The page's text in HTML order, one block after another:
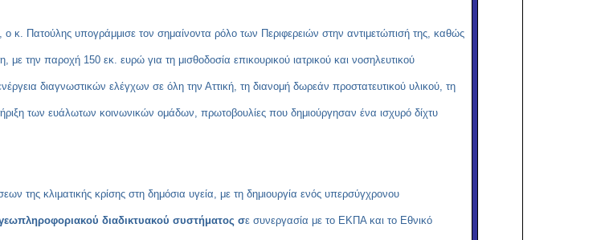
Πατούλης υπογράμμισε τον σημαίνοντα ρόλο των Περιφερειών στην αντιμετώπισή της, καθώς
με την παροχή 150 εκ. ευρώ για τη μισθοδοσία επικουρικού ιατρικού και νοσηλευτικού
διαγνωστικών ελέγχων σε όλη την Αττική, τη διανομή δωρεάν προστατευτικού υλικού, τη
των ευάλωτων κοινωνικών ομάδων, πρωτοβουλίες που δημιούργησαν ένα ισχυρό δίχτυ
της κλιματικής κρίσης στη δημόσια υγεία, με τη δημιουργία ενός υπερσύγχρονου
διαδικτυακού συστήματος σε συνεργασία με το ΕΚΠΑ και το Εθνικό